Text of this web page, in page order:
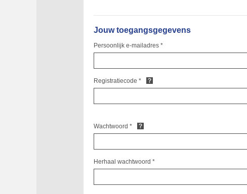
Jouw toegangsgegevens
Persoonlijk e-mailadres *
Registratiecode *
Wachtwoord *
Herhaal wachtwoord *